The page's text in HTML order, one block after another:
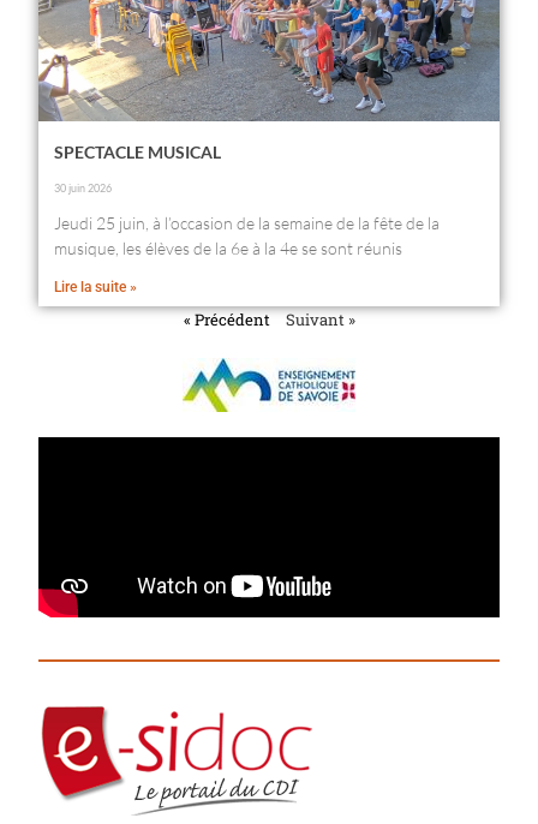
SPECTACLE MUSICAL
30 juin 2026
Jeudi 25 juin, à l’occasion de la semaine de la fête de la
musique, les élèves de la 6e à la 4e se sont réunis
Lire la suite »
« Précédent Suivant »